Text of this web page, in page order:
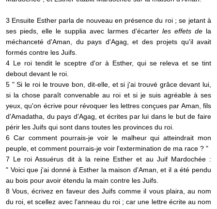
3 Ensuite Esther parla de nouveau en présence du roi ; se jetant à
ses pieds, elle le supplia avec larmes d'écarter les effets de la
méchanceté d'Aman, du pays d'Agag, et des projets qu'il avait
formés contre les Juifs.
4 Le roi tendit le sceptre d'or à Esther, qui se releva et se tint
debout devant le roi.
5 " Si le roi le trouve bon, dit-elle, et si j'ai trouvé grâce devant lui,
si la chose paraît convenable au roi et si je suis agréable à ses
yeux, qu'on écrive pour révoquer les lettres conçues par Aman, fils
d'Amadatha, du pays d'Agag, et écrites par lui dans le but de faire
périr les Juifs qui sont dans toutes les provinces du roi.
6 Car comment pourrais-je voir le malheur qui atteindrait mon
peuple, et comment pourrais-je voir l'extermination de ma race ? "
7 Le roi Assuérus dit à la reine Esther et au Juif Mardochée :
" Voici que j'ai donné à Esther la maison d'Aman, et il a été pendu
au bois pour avoir étendu la main contre les Juifs.
8 Vous, écrivez en faveur des Juifs comme il vous plaira, au nom
du roi, et scellez avec l'anneau du roi ; car une lettre écrite au nom